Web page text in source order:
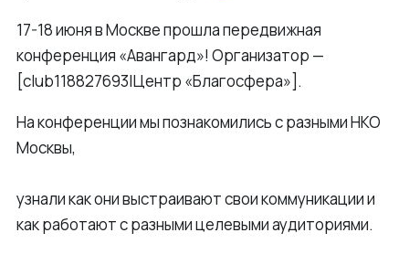
17-18 июня в Москве прошла передвижная
конференция «Авангард»! Организатор —
[club118827693|Центр «Благосфера»].
На конференции мы познакомились с разными НКО
Москвы,
узнали как они выстраивают свои коммуникации и
как работают с разными целевыми аудиториями.